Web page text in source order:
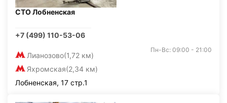
СТО Лобненская
+7 (499) 110-53-06
Лианозово(1,72 км)
Яхромская(2,34 км)
Пн-Вс: 09:00 - 21:00
Лобненская, 17 стр.1